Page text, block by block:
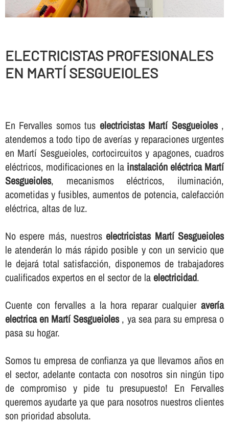
ELECTRICISTAS PROFESIONALES
EN MARTÍ SESGUEIOLES
En Fervalles somos tus electricistas Martí Sesgueioles,
atendemos a todo tipo de averí­as y reparaciones urgentes
en Martí Sesgueioles, cortocircuitos y apagones, cuadros
eléctricos, modificaciones en la instalación eléctrica Martí
Sesgueioles, mecanismos eléctricos, iluminación,
acometidas y fusibles, aumentos de potencia, calefacción
eléctrica, altas de luz.
No espere más, nuestroselectricistas Martí Sesgueioles
le atenderán lo más rápido posible y con un servicio que
le dejará total satisfacción, disponemos de trabajadores
cualificados expertos en el sector de laelectricidad.
Cuente con fervalles a la hora reparar cualquieraverí­a
electrica en Martí Sesgueioles, ya sea para su empresa o
pasa su hogar.
Somos tu empresa de confianza ya que llevamos años en
el sector, adelante contacta con nosotros sin ningún tipo
de compromiso y pide tu presupuesto! En Fervalles
queremos ayudarte ya que para nosotros nuestros clientes
son prioridad absoluta.